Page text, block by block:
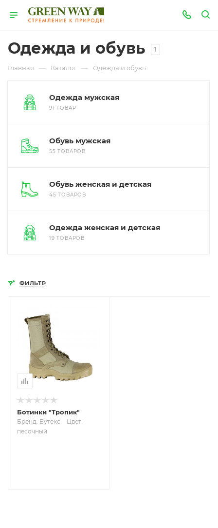
Одежда и обувь 1
Главная — Каталог — Одежда и обувь
Одежда мужская
91 ТОВАР
Обувь мужская
55 ТОВАРОВ
Обувь женская и детская
45 ТОВАРОВ
Одежда женская и детская
19 ТОВАРОВ
ФИЛЬТР
Ботинки "Тропик"
Бренд: Бутекс
Цвет:
песочный